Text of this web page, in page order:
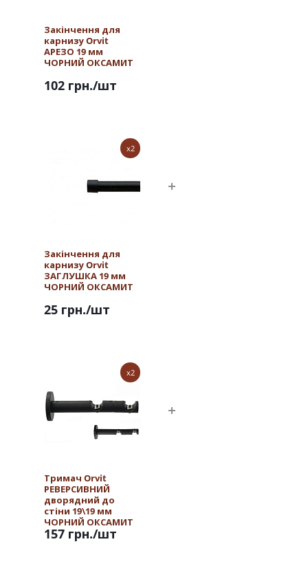
Закінчення для
карнизу Orvit
АРЕЗО 19 мм
ЧОРНИЙ ОКСАМИТ
102 грн./шт
x2
Закінчення для
карнизу Orvit
ЗАГЛУШКА 19 мм
ЧОРНИЙ ОКСАМИТ
25 грн./шт
x2
Тримач Orvit
РЕВЕРСИВНИЙ
дворядний до
стіни 19\19 мм
ЧОРНИЙ ОКСАМИТ
157 грн./шт